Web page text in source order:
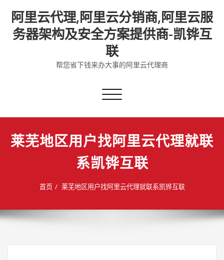
content
阿里云代理,阿里云分销商,阿里云服
务器架构及安全方案提供商-凯铧互
联
帮您省下钱来办大事的阿里云代理商
切
导
莱芜地区用户找阿里云代理就联
系凯铧互联
首页 莱芜地区用户找阿里云代理就联系凯铧互联